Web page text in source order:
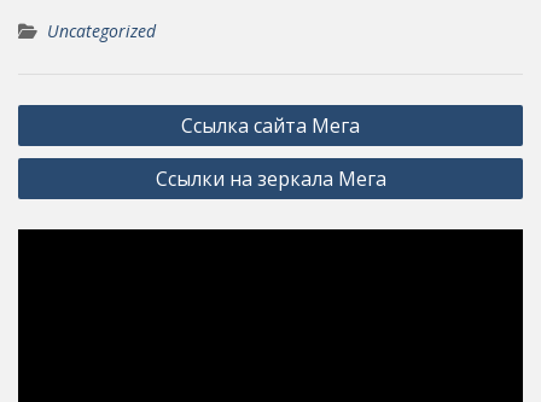
Uncategorized
Post
navigation
Ссылка сайта Мега
Ссылки на зеркала Мега